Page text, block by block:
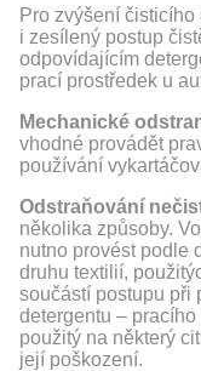
Pro zvýšení
i zesílený postup
odpovídajícím
prací prostředek u
Mechanické
vhodné provádět
používání
Odstraňování
několika způsoby.
nutno provést podle
druhu textilií,
součástí postupu při
detergentu –
použitý na některý
její poškození.